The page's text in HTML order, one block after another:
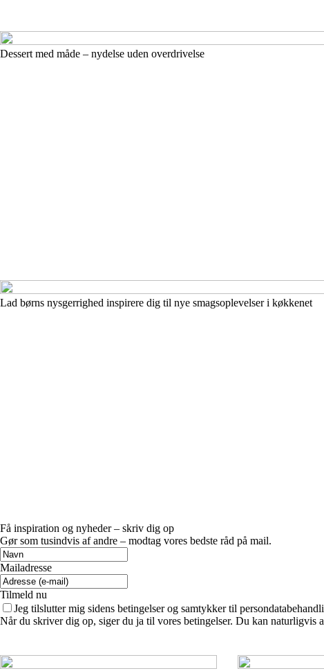
Dessert med måde – nydelse uden overdrivelse
Lad børns nysgerrighed inspirere dig til nye smagsoplevelser i køkkenet
Få inspiration og nyheder – skriv dig op
Gør som tusindvis af andre – modtag vores bedste råd på mail.
Mailadresse
Tilmeld nu
Jeg tilslutter mig sidens betingelser og samtykker til
Når du skriver dig op, siger du ja til vores betingelser. Du kan naturligvis